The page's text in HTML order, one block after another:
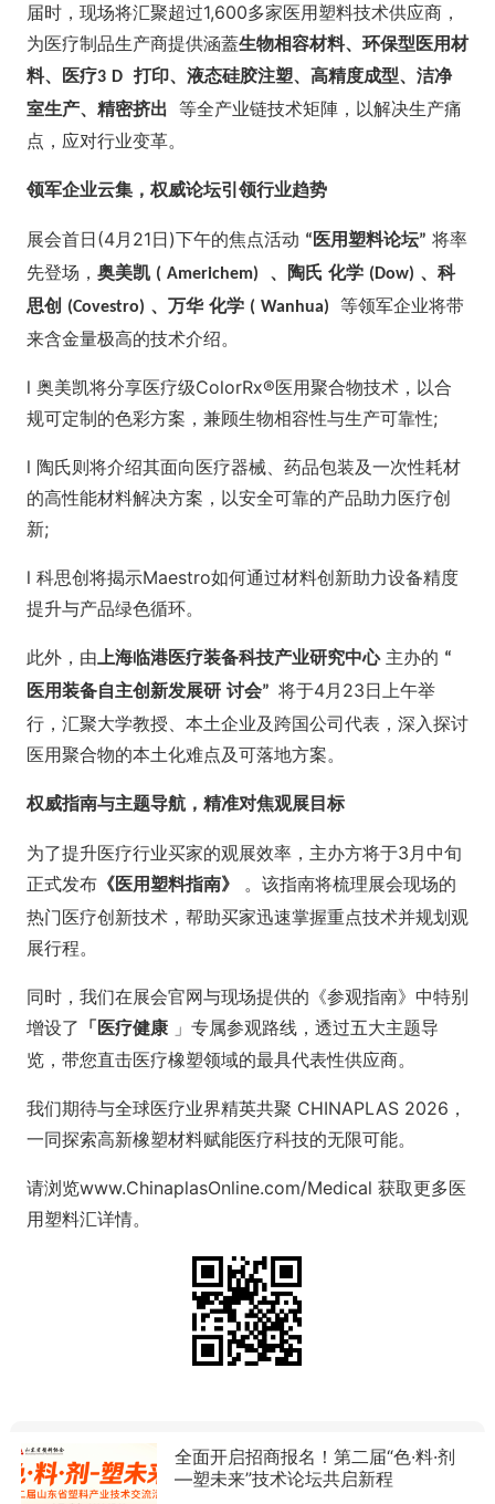
届时，现场将汇聚超过1,600多家医用塑料技术供应商，
为医疗制品生产商提供涵蓋生物相容材料、环保型医用材
料、医疗3 D
打印、液态硅胶注塑、高精度成型、洁净
室生产、精密挤出
等全产业链技术矩陣，以解决生产痛
点，应对行业变革。
领军企业云集，权威论坛引领行业趋势
展会首日(4月21日)下午的焦点活动 “ 医用塑料论坛” 将率
先登场， 奥美凯 ( Americhem) 、陶氏 化学 (Dow) 、科
思创 (Covestro) 、万华 化学 ( Wanhua)
等领军企业将带
来含金量极高的技术介绍。
l 奥美凯将分享医疗级ColorRx®医用聚合物技术，以合
规可定制的色彩方案，兼顾生物相容性与生产可靠性;
l 陶氏则将介绍其面向医疗器械、药品包装及一次性耗材
的高性能材料解决方案，以安全可靠的产品助力医疗创
新;
l 科思创将揭示Maestro如何通过材料创新助力设备精度
提升与产品绿色循环。
此外，由 上海临港医疗装备科技产业研究中心主办的 “
医用装备自主创新发展研 讨会” 将于4月23日上午举
行，汇聚大学教授、本土企业及跨国公司代表，深入探讨
医用聚合物的本土化难点及可落地方案。
权威指南与主题导航，精准对焦观展目标
为了提升医疗行业买家的观展效率，主办方将于3月中旬
正式发布 《医用塑料指南》
。该指南将梳理展会现场的
热门医疗创新技术，帮助买家迅速掌握重点技术并规划观
展行程。
同时，我们在展会官网与现场提供的《参观指南》中特别
增设了
「医疗健康 」专属参观路线，透过五大主题导
览，带您直击医疗橡塑领域的最具代表性供应商。
我们期待与全球医疗业界精英共聚 CHINAPLAS 2026，
一同探索高新橡塑材料赋能医疗科技的无限可能。
请浏览www.ChinaplasOnline.com/Medical 获取更多医
用塑料汇详情。
全面开启招商报名！第二届“色·料·剂
—塑未来”技术论坛共启新程